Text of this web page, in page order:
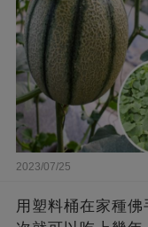
2023/07/25
用塑料桶在家種